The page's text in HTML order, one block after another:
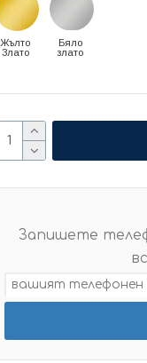
Жълто
Злато
Бяло
злато
Запишете